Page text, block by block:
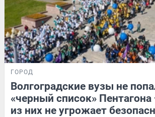
ГОРОД
Волгоградские вузы не
«черный список»
из них не угрожает